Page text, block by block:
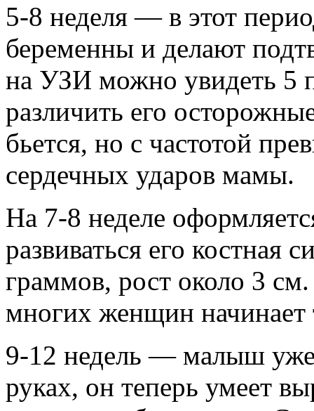
5-8 неделя — в этот
беременны и делают
на УЗИ можно увидеть 5
различить его
бьется, но с частотой
сердечных ударов мамы.
На 7-8 неделе
развиваться его костная
граммов, рост около 3
многих женщин
9-12 недель — малыш уже
руках, он теперь умеет